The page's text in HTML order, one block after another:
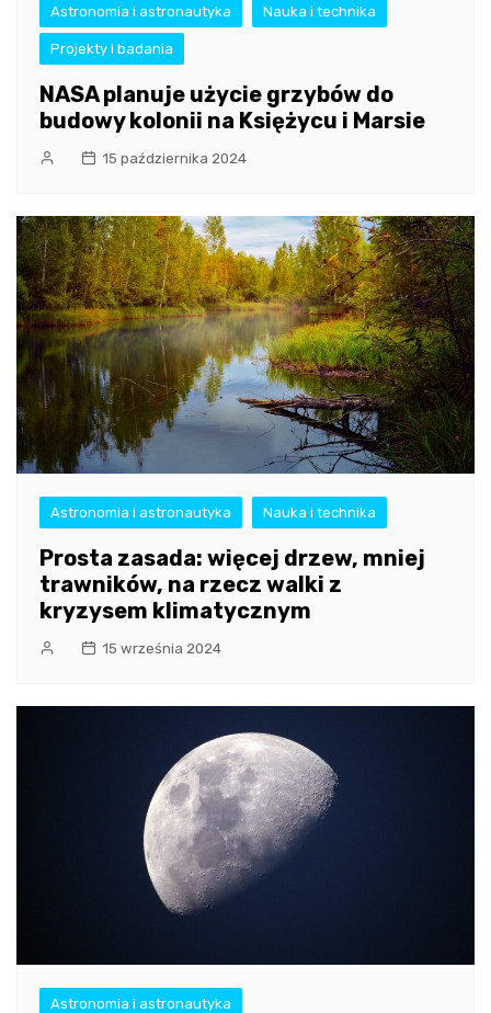
Astronomia i astronautyka Nauka i technika
Projekty i badania
NASA planuje użycie grzybów do
budowy kolonii na Księżycu i Marsie
15 października 2024
Astronomia i astronautyka Nauka i technika
Prosta zasada: więcej drzew, mniej
trawników, na rzecz walki z
kryzysem klimatycznym
15 września 2024
Astronomia i astronautyka